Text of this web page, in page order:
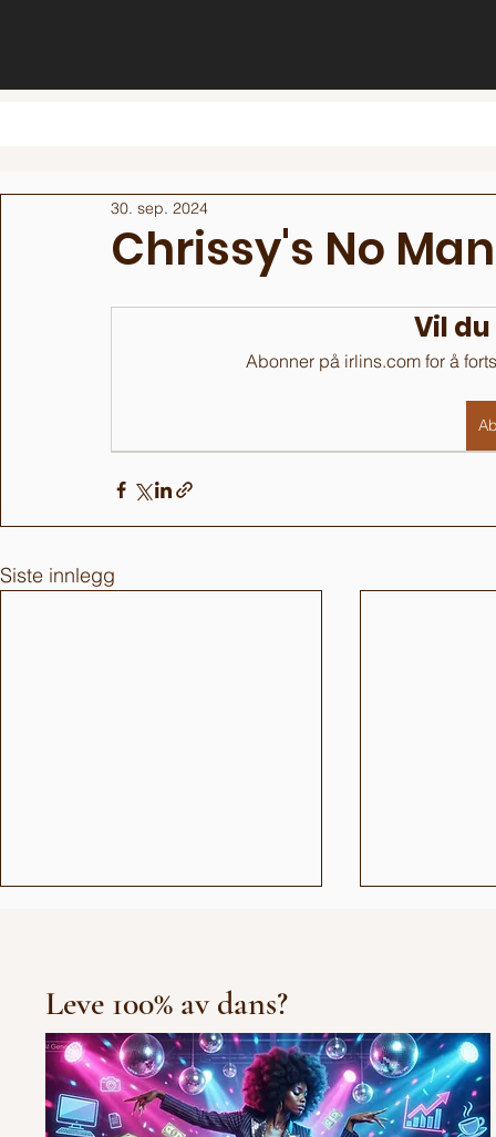
Chrissy's No
30. sep. 2024
Vil
Abonner på irlins.com for å
Siste innlegg
Fresh new set choreo
10/10/10
Leve 100% av dans?